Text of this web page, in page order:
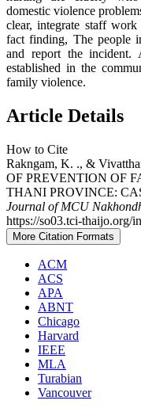
domestic violence
clear, integrate staff
fact finding, The people
and report the incident.
established in the
family violence.
Article Details
How to Cite
Rakngam, K. ., &
OF PREVENTION OF
THANI PROVINCE:
Journal of MCU
https://so03.tci-thaijo.org/
More Citation Formats
ACM
ACS
APA
ABNT
Chicago
Harvard
IEEE
MLA
Turabian
Vancouver